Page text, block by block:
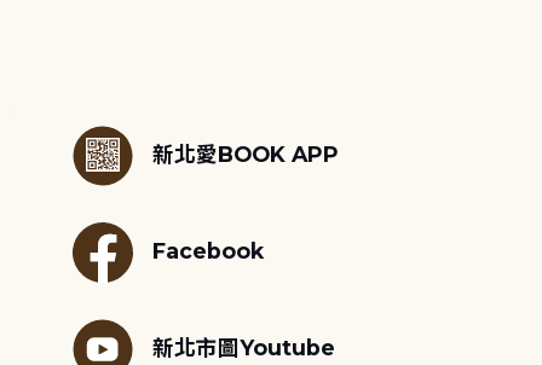
新北愛BOOK APP
Facebook
新北市圖Youtube